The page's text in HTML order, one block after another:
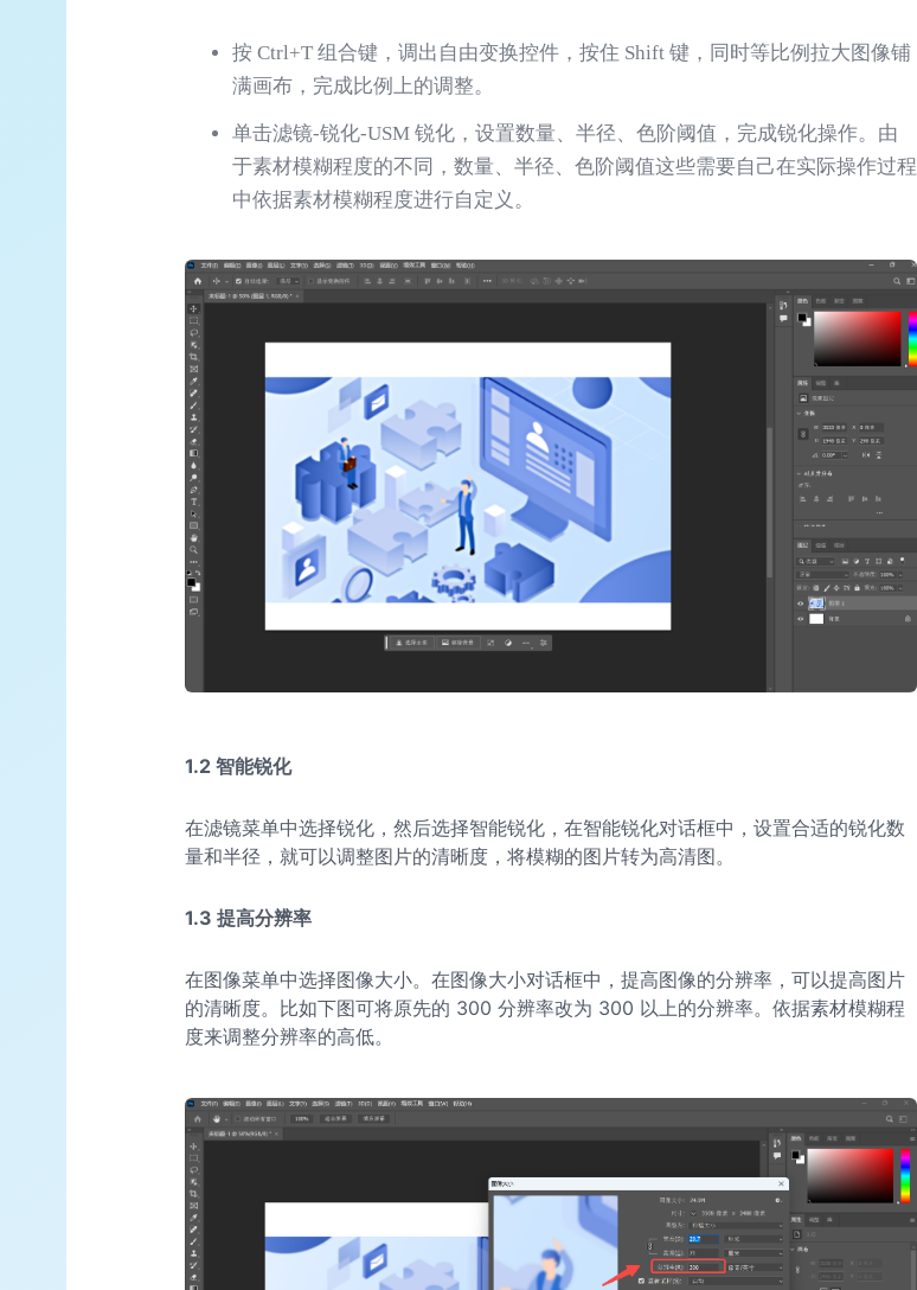
按 Ctrl+T 组合键，调出自由变换控件，按住 Shift 键，同时等比例拉大图像铺
满画布，完成比例上的调整。
单击滤镜-锐化-USM 锐化，设置数量、半径、色阶阈值，完成锐化操作。由
于素材模糊程度的不同，数量、半径、色阶阈值这些需要自己在实际操作过程
中依据素材模糊程度进行自定义。
1.2 智能锐化
在滤镜菜单中选择锐化，然后选择智能锐化，在智能锐化对话框中，设置合适的锐化数
量和半径，就可以调整图片的清晰度，将模糊的图片转为高清图。
1.3 提高分辨率
在图像菜单中选择图像大小。在图像大小对话框中，提高图像的分辨率，可以提高图片
的清晰度。比如下图可将原先的 300 分辨率改为 300 以上的分辨率。依据素材模糊程
度来调整分辨率的高低。